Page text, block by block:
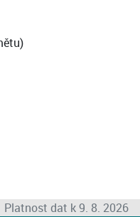
Platnost dat k 9. 8. 2026